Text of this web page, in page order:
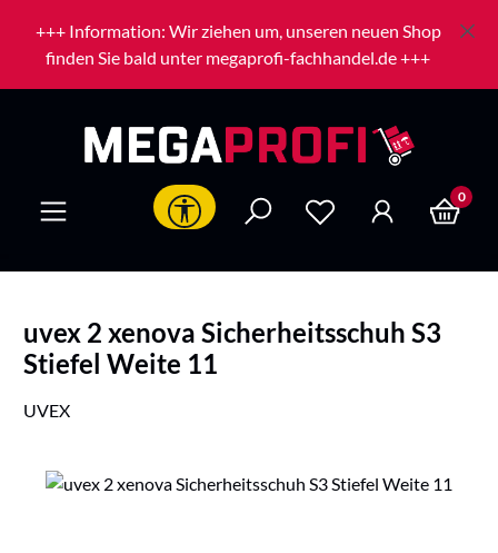
Zum Hauptinhalt springen
+++ Information: Wir ziehen um, unseren neuen Shop
finden Sie bald unter megaprofi-fachhandel.de +++
Werkzeugleiste anzeigen 0
uvex 2 xenova Sicherheitsschuh S3
Stiefel Weite 11
UVEX
Bildergalerie überspringen